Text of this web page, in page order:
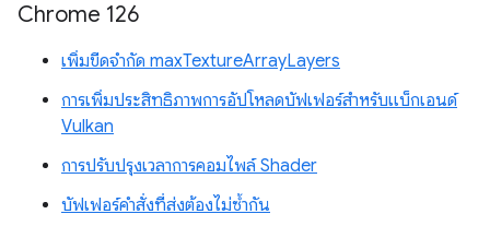
Chrome 126
เพิ่มขีดจำกัด maxTextureArrayLayers
การเพิ่มประสิทธิภาพการอัปโหลดบัฟเฟอร์สำหรับแบ็กเอนด์
Vulkan
การปรับปรุงเวลาการคอมไพล์ Shader
บัฟเฟอร์คำสั่งที่ส่งต้องไม่ซ้ำกัน